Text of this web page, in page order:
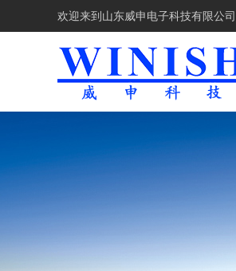
欢迎来到 山东威申电子科技有限公